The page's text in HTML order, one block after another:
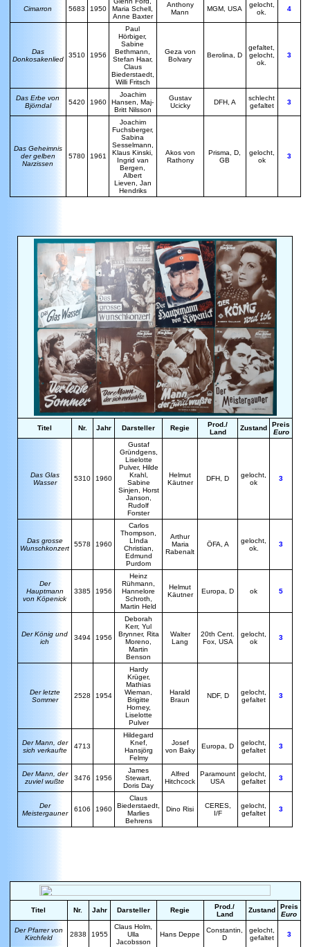
Cimarron 5683 1950
Maria Schell,
Anne Baxter
Anthony
Mann
MGM, USA
gelocht,
ok.
4
Das
Donkosakenlied
3510 1956
Paul
Hörbiger,
Sabine
Bethmann,
Stefan Haar,
Claus
Biederstaedt,
Willi Fritsch
Geza von
Bolvary
Berolina, D
gefaltet,
gelocht,
ok.
3
Das Erbe von
Björndal
5420 1960
Joachim
Hansen, Maj-
Britt Nilsson
Gustav
Ucicky
DFH, A
schlecht
gefaltet
3
Das Geheimnis
der gelben
Narzissen
5780 1961
Joachim
Fuchsberger,
Sabina
Sesselmann,
Klaus Kinski,
Ingrid van
Bergen,
Albert
Lieven, Jan
Hendriks
Akos von
Rathony
Prisma, D,
GB
gelocht,
ok
3
Titel Nr. Jahr Darsteller Regie
Prod./
Land
Zustand
Preis
Euro
Das Glas
Wasser
5310 1960
Gustaf
Gründgens,
Liselotte
Pulver, Hilde
Krahl,
Sabine
Sinjen, Horst
Janson,
Rudolf
Forster
Helmut
Käutner
DFH, D
gelocht,
ok
3
Das grosse
Wunschkonzert
5578 1960
Carlos
Thompson,
LInda
Christian,
Edmund
Purdom
Arthur
Maria
Rabenalt
ÖFA, A
gelocht,
ok.
3
Der
Hauptmann
von Köpenick
3385 1956
Heinz
Rühmann
Hannelore
Schroth,
Martin Held
Helmut
Käutner
Europa, D ok 5
Der König und
ich
3494 1956
Deborah
Kerr, Yul
Brynner, Rita
Moreno,
Martin
Benson
Walter
Lang
20th Cent.
Fox, USA
gelocht,
ok
3
Der letzte
Sommer
2528 1954
Hardy
Krüger,
Mathias
Wieman,
Brigitte
Horney,
Liselotte
Pulver
Harald
Braun
NDF, D
gelocht,
gefaltet
3
Der Mann, der
sich verkaufte
4713
Hildegard
Knef,
Hansjörg
Felmy
Josef
von Baky
Europa, D
gelocht,
gefaltet
3
Der Mann, der
zuviel wußte
3476 1956
James
Stewart,
Doris Day
Alfred
Hitchcock
Paramount
USA
gelocht,
gefaltet
3
Der
Meistergauner
6106 1960
Claus
Biederstaedt,
Marlies
Behrens
Dino Risi
CERES,
I/F
gelocht,
gefaltet
3
Titel Nr. Jahr Darsteller Regie
Prod./
Land
Zustand
Preis
Euro
Der Pfarrer von
Kirchfeld
2838 1955
Claus Holm,
Ulla
Jacobsson
Hans Deppe
Constantin,
D
gelocht,
gefaltet
3